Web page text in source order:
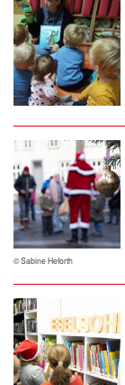
© Sabine Heforth